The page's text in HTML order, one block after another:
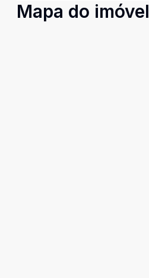
Mapa do imóvel